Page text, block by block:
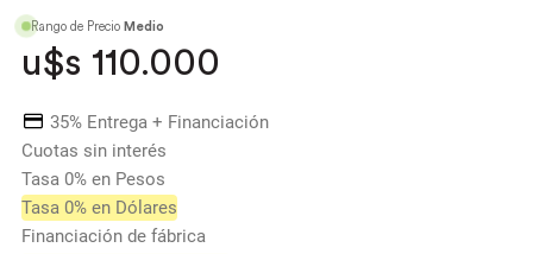
Rango de Precio Medio
u$s 110.000
35% Entrega + Financiación
Cuotas sin interés
Tasa 0% en Pesos
Tasa 0% en Dólares
Financiación de fábrica